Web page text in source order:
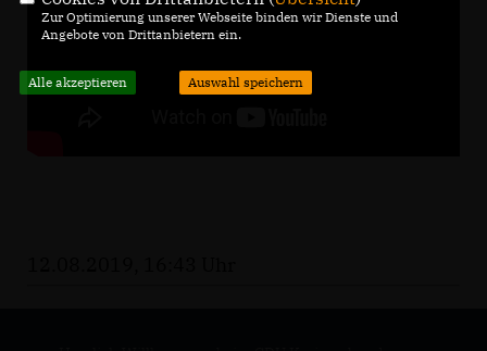
Zur Optimierung unserer Webseite binden wir Dienste und
Angebote von Drittanbietern ein.
Alle akzeptieren Auswahl speichern